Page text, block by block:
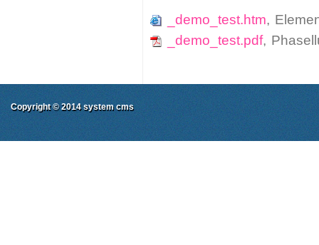
_demo_test.htm,
_demo_test.pdf,
Copyright © 2014system cms